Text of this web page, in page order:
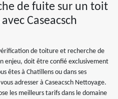
de fuite sur un toit
Caseacsch
de toiture et recherche de
enjeu, doit être confié exclusivement
êtes à Chatillens ou dans ses
adresser à Caseacsch Nettoyage.
les meilleurs tarifs dans le domaine